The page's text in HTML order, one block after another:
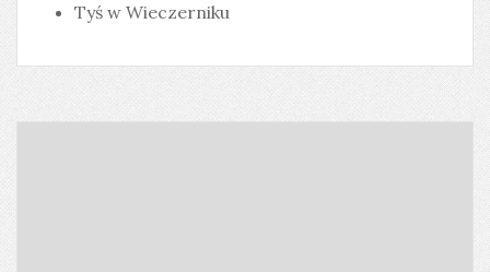
Tyś w Wieczerniku